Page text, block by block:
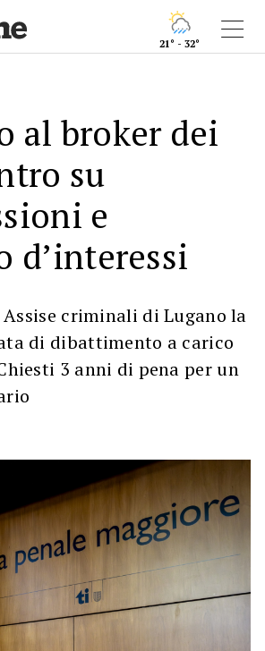
21° - 32°
al broker dei
su
e
d’interessi
criminali di Lugano la
di dibattimento a carico
3 anni di pena per un